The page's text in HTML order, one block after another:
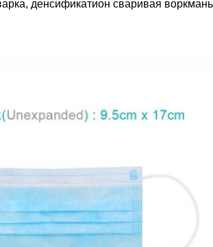
денсификатион сваривая